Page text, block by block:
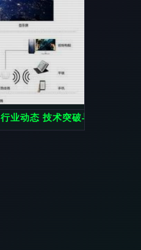
业动态 技术突破与市场拓展